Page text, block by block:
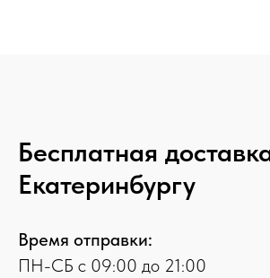
Бесплатная
Екатеринбургу
Время отправки:
ПН-СБ с 09:00 до 21:00